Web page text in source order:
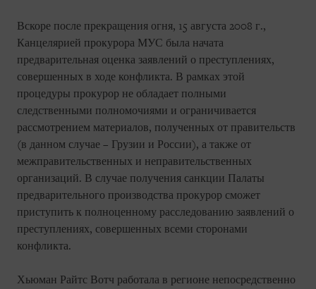
Вскоре после прекращения огня, 15 августа 2008 г.,
Канцелярией прокурора МУС была начата
предварительная оценка заявлений о преступлениях,
совершенных в ходе конфликта. В рамках этой
процедуры прокурор не обладает полными
следственными полномочиями и ограничивается
рассмотрением материалов, полученных от правительств
(в данном случае – Грузии и России), а также от
межправительственных и неправительственных
организаций. В случае получения санкции Палаты
предварительного производства прокурор сможет
приступить к полноценному расследованию заявлений о
преступлениях, совершенных всеми сторонами
конфликта.
Хьюман Райтс Вотч работала в регионе непосредственно